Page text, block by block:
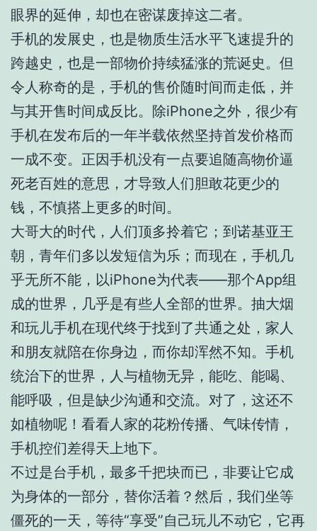
眼界的延伸，却也在密谋废掉这二者。
手机的发展史，也是物质生活水平飞速提升的
跨越史，也是一部物价持续猛涨的荒诞史。但
令人称奇的是，手机的售价随时间而走低，并
与其开售时间成反比。除iPhone之外，很少有
手机在发布后的一年半载依然坚持首发价格而
一成不变。正因手机没有一点要追随高物价逼
死老百姓的意思，才导致人们胆敢花更少的
钱，不慎搭上更多的时间。
大哥大的时代，人们顶多拎着它；到诺基亚王
朝，青年们多以发短信为乐；而现在，手机几
乎无所不能，以iPhone为代表——那个App组
成的世界，几乎是有些人全部的世界。抽大烟
和玩儿手机在现代终于找到了共通之处，家人
和朋友就陪在你身边，而你却浑然不知。手机
统治下的世界，人与植物无异，能吃、能喝、
能呼吸，但是缺少沟通和交流。对了，这还不
如植物呢！看看人家的花粉传播、气味传情，
手机控们差得天上地下。
不过是台手机，最多千把块而已，非要让它成
为身体的一部分，替你活着？然后，我们坐等
僵死的一天，等待“享受”自己玩儿不动它，它再